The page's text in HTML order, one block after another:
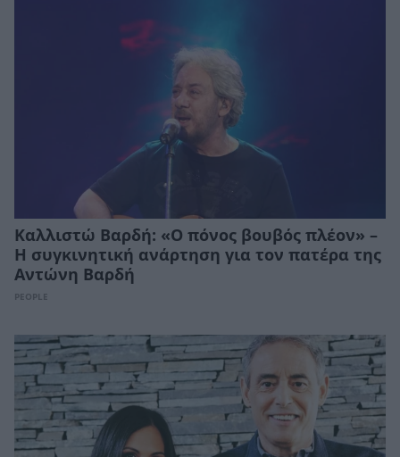
Καλλιστώ Βαρδή: «Ο πόνος βουβός πλέον» –
Η συγκινητική ανάρτηση για τον πατέρα της
Αντώνη Βαρδή
PEOPLE